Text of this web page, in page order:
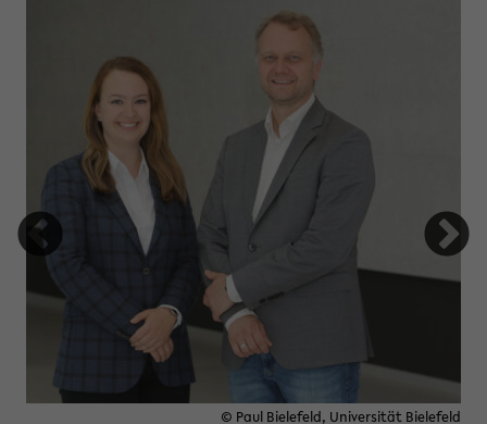
Studienfonds OWL
© Paul Bielefeld, Universität Bielefeld